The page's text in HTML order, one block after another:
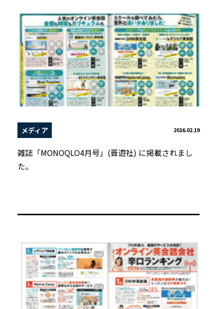
メディア 2016.02.19
雑誌「MONOQLO4月号」(晋遊社) に掲載されまし
た。